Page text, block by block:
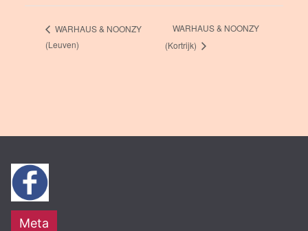
WARHAUS & NOONZY
(Leuven)
WARHAUS & NOONZY
(Kortrijk)
Meta